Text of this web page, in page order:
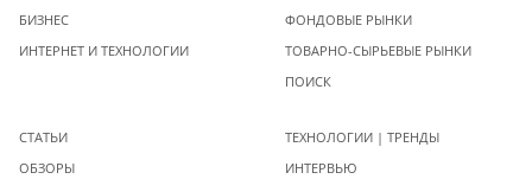
БИЗНЕС
ИНТЕРНЕТ И ТЕХНОЛОГИИ
ФОНДОВЫЕ РЫНКИ
ТОВАРНО-СЫРЬЕВЫЕ РЫНКИ
ПОИСК
СТАТЬИ
ОБЗОРЫ
ТЕХНОЛОГИИ | ТРЕНДЫ
ИНТЕРВЬЮ